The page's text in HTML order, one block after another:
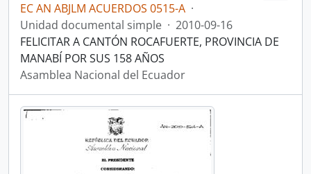
EC AN ABJLM ACUERDOS 0515-A ·
Unidad documental simple · 2010-09-16
FELICITAR A CANTÓN ROCAFUERTE, PROVINCIA DE
MANABÍ POR SUS 158 AÑOS
Asamblea Nacional del Ecuador